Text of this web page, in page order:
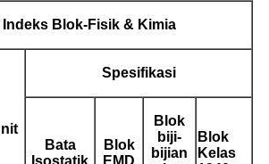
Indeks Blok-Fisik & Kimia
Spesifikasi
Bata
Isostatik
Blok
EMD
Blok
biji-
bijian
Blok
Kelas